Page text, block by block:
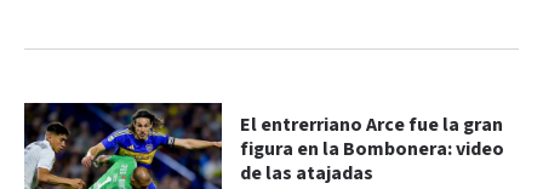
El entrerriano Arce fue la gran
figura en la Bombonera: video
de las atajadas